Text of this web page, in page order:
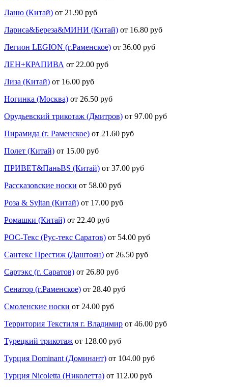
Ланю (Китай) от 21.90 руб
Лариса&Береза&МИНИ (Китай) от 16.80 руб
Легион LEGION (г.Раменское) от 36.00 руб
ЛЕН+КРАПИВА от 22.00 руб
Лиза (Китай) от 16.00 руб
Ногинка (Москва) от 26.50 руб
Орудьевский трикотаж (Дмитров) от 97.00 руб
Пирамида (г. Раменское) от 21.60 руб
Полет (Китай) от 15.00 руб
ПРИВЕТ&ПаньBS (Китай) от 37.00 руб
Рассказовские носки от 58.00 руб
Роза & Syltan (Китай) от 17.00 руб
Ромашки (Китай) от 22.40 руб
РОС-Текс (Рус-текс Саратов) от 54.00 руб
Сантекс Престиж (Даштоян) от 26.50 руб
Сартэкс (г. Саратов) от 26.80 руб
Сенатор (г.Раменское) от 28.40 руб
Смоленские носки от 24.00 руб
Территория Текстиля г. Владимир от 46.00 руб
Турецкий трикотаж от 128.00 руб
Турция Dominant (Доминант) от 104.00 руб
Турция Nicoletta (Николетта) от 112.00 руб